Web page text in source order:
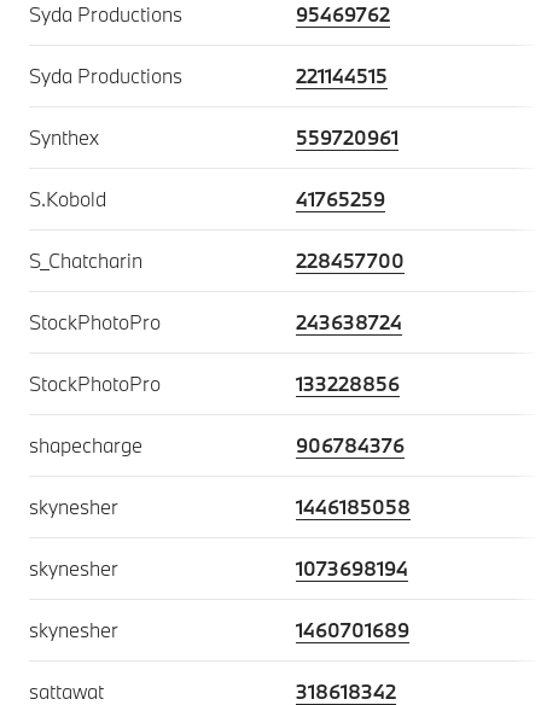
Syda Productions 95469762
Syda Productions 221144515
Synthex 559720961
S.Kobold 41765259
S_Chatcharin 228457700
StockPhotoPro 243638724
StockPhotoPro 133228856
shapecharge 906784376
skynesher 1446185058
skynesher 1073698194
skynesher 1460701689
sattawat 318618342